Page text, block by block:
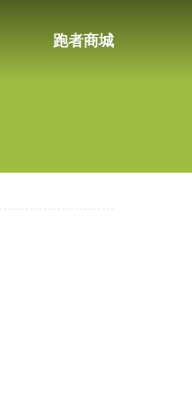
跑者商城